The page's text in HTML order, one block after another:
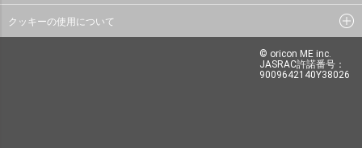
クッキーの使用について
© oricon ME inc.
JASRAC許諾番号：
9009642140Y38026